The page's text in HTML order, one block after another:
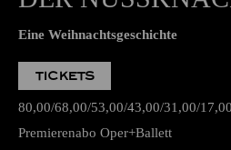
Eine Weihnachtsgeschichte
TICKETS
80,00 68,00 53,00 43,00 31,00 17,00
Premierenabo Oper+Ballett